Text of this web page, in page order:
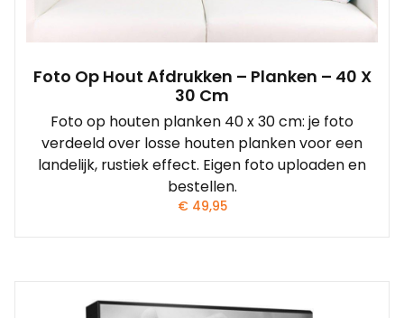
Foto Op Hout Afdrukken – Planken – 40 X
30 Cm
Foto op houten planken 40 x 30 cm: je foto
verdeeld over losse houten planken voor een
landelijk, rustiek effect. Eigen foto uploaden en
bestellen.
€49,95